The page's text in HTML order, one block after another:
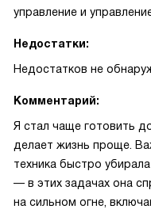
управление и
Недостатки:
Недостатков не
Комментарий:
Я стал чаще готовить
делает жизнь проще.
техника быстро
— в этих задачах она
на сильном огне,